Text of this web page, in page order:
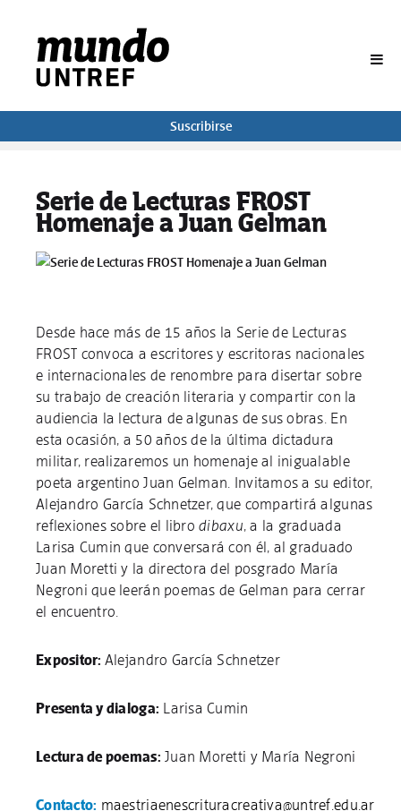
Suscribirse
Serie de Lecturas FROST
Homenaje a Juan Gelman
Desde hace más de 15 años la Serie de Lecturas
FROST convoca a escritores y escritoras nacionales
e internacionales de renombre para disertar sobre
su trabajo de creación literaria y compartir con la
audiencia la lectura de algunas de sus obras. En
esta ocasión, a 50 años de la última dictadura
militar, realizaremos un homenaje al inigualable
poeta argentino Juan Gelman. Invitamos a su editor,
Alejandro García Schnetzer, que compartirá algunas
reflexiones sobre el librodibaxu, a la graduada
Larisa Cumin que conversará con él, al graduado
Juan Moretti y la directora del posgrado María
Negroni que leerán poemas de Gelman para cerrar
el encuentro.
Expositor: Alejandro García Schnetzer
Presenta y dialoga: Larisa Cumin
Lectura de poemas: Juan Moretti y María Negroni
Contacto: maestriaenescrituracreativa@untref.edu.ar